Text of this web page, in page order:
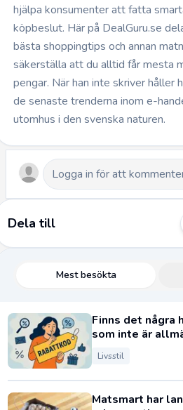
hjälpa konsumenter att fatta
köpbeslut. Här på DealGuru.se
bästa shoppingtips och annan
säkerställa att du alltid får mesta
pengar. När han inte skriver håller
de senaste trenderna inom e-
utomhus i den svenska naturen.
Dela till
Mest besökta
Finns det några
som inte är
Livsstil
Matsmart har